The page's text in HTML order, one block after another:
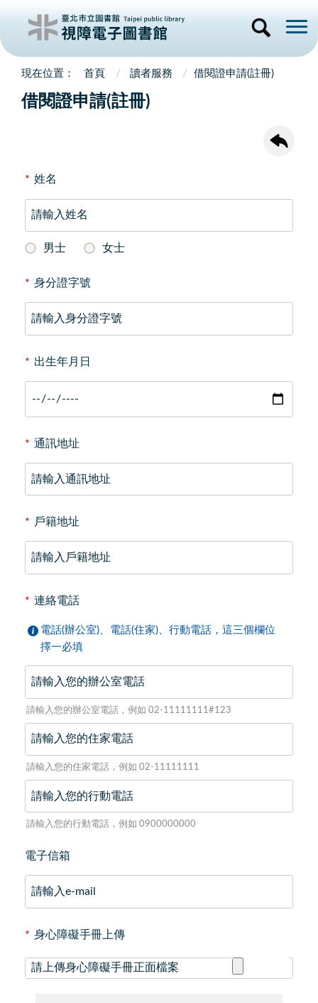
首頁 讀者服務 借閱證申請(註冊)
借閱證申請(註冊)
* 姓名
男士 女士
* 身分證字號
* 出生年月日
* 通訊地址
* 戶籍地址
* 連絡電話
電話(辦公室)、電話(住家)、行動電話，這三個欄位
擇一必填
請輸入您的辦公室電話，例如 02-11111111#123
請輸入您的住家電話，例如 02-11111111
請輸入您的行動電話，例如 0900000000
電子信箱
* 身心障礙手冊上傳